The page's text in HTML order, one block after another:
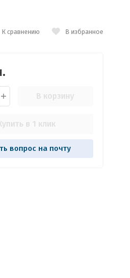
К сравнению В избранное
В корзину
в 1 клик
вопрос на почту